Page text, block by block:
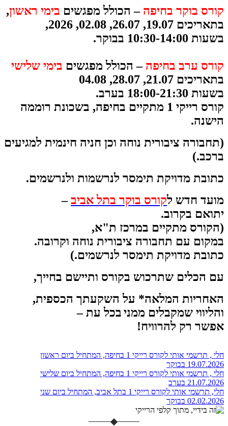
קורס בוקר בחיפה – הכולל מפגשים בימי ראשון,
בתאריכים 19.07, 26.07, 02.08, 2026,
בשעות 10:30-14:00 בבוקר.
קורס ערב בחיפה – הכולל מפגשים בימי שלישי
בתאריכים 21.07, 28.07, 04.08
בשעות 18:00-21:30 בערב.
קורס רייקי 1 מתקיים
בחיפה, בשכונת רוממה
הישנה.
(תחבורה ציבורית נוחה וכן חניה חינמית למגיעים
ברכב.)
כתובת מדויקת תימסר לנרשמות ולנרשמים.
מועד חדש לקורס בוקר בתל אביב–
יתואם בקרוב.
(הקורס מתקיים במרכז ת"א,
במקום עם תחבורה ציבורית נוחה וקרובה.
כתובת מדויקת תימסר לנרשמים.)
עם הכלים שתרכוש בקורס ותיישם בחייך,
האחריות המלאה* על השקעתך הכספית,
והליווי שמקבלים ממניבכל עת –
אפשר רק להרוויח!
חלי , תרשמי אותי לקורס רייקי 1 בחיפה, המתחיל ביום ראשון
19.07.2026 בבוקר
חלי , תרשמי אותי לקורס רייקי 1 בחיפה, המתחיל ביום שלישי
21.07.2026 בערב
חלי, תרשמי אותי לקורס רייקי 1 בתל אביב, המתחיל ביום שני
02.02.2026 בבוקר